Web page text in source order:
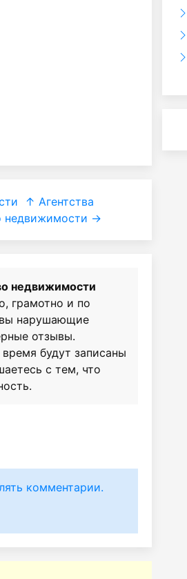
↑ Агентства
недвижимости →
недвижимости
грамотно и по
нарушающие
отзывы.
будут записаны
с тем, что
комментарии.